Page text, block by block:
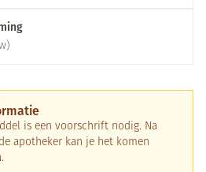
is een voorschrift nodig. Na
apotheker kan je het komen